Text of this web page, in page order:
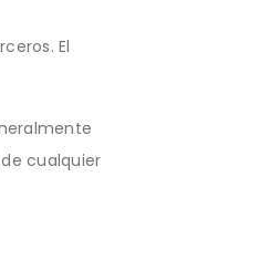
El
cualquier